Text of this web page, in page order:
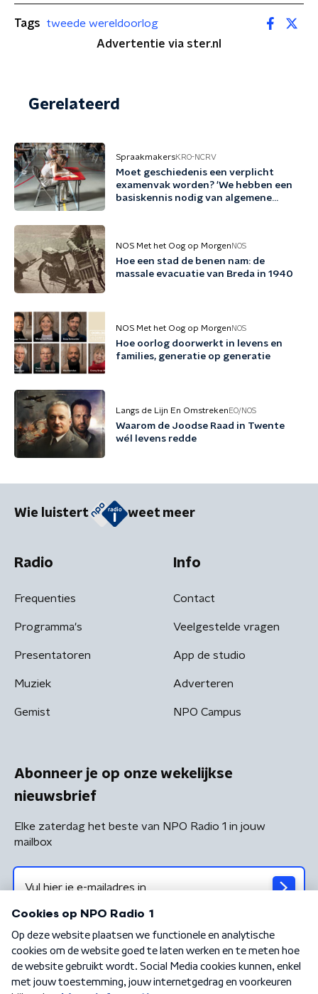
Tags
tweede wereldoorlog
Advertentie via ster.nl
Gerelateerd
SpraakmakersKRO-NCRV
Moet geschiedenis een verplicht
examenvak worden? 'We hebben een
basiskennis nodig van algemene
NOS Met het Oog op Morgen NOS
Hoe een stad de benen nam: de
massale evacuatie van Breda in 1940
NOS Met het Oog op Morgen NOS
Hoe oorlog doorwerkt in levens en
families, generatie op generatie
Langs de Lijn En Omstreken EO/NOS
Waarom de Joodse Raad in Twente
wél levens redde
Wie luistert weet meer
Radio
Frequenties
Programma's
Presentatoren
Muziek
Gemist
Info
Contact
Veelgestelde vragen
App de studio
Adverteren
NPO Campus
Abonneer je op onze wekelijkse
nieuwsbrief
Elke zaterdag het beste van NPO Radio 1 in jouw
mailbox
Algemene voorwaarden